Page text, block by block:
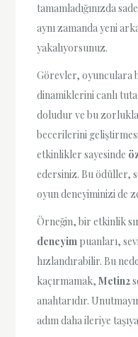
tamamladığınızda
aynı zamanda yeni
yakalıyorsunuz.
Görevler, oyunculara
dinamiklerini canlı
doludur ve bu
becerilerini
etkinlikler sayesinde
edersiniz. Bu ödüller,
oyun deneyiminizi de
Örneğin, bir etkinlik
deneyim puanları,
hızlandırabilir. Bu
kaçırmamak,Metin2
anahtarıdır.
adım daha ileriye